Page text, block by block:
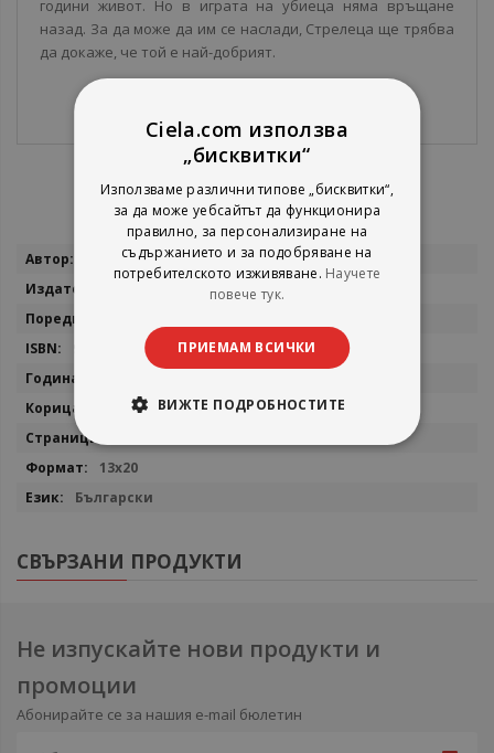
години живот. Но в играта на убиеца няма връщане
назад. За да може да им се наслади, Стрелеца ще трябва
да докаже, че той е най-добрият.
Повече
Джей Р. Бонансинга
9789545840913
мека
13x20
Български
СВЪРЗАНИ ПРОДУКТИ
Не изпускайте нови продукти и
промоции
Абонирайте се за нашия e-mail бюлетин
Ciela.com използва
„бисквитки“
Използваме различни типове „бисквитки“,
за да може уебсайтът да функционира
правилно, за персонализиране на
съдържанието и за подобряване на
потребителското изживяване. Научете
повече тук.
ПРИЕМАМ ВСИЧКИ
ВИЖТЕ ПОДРОБНОСТИТЕ